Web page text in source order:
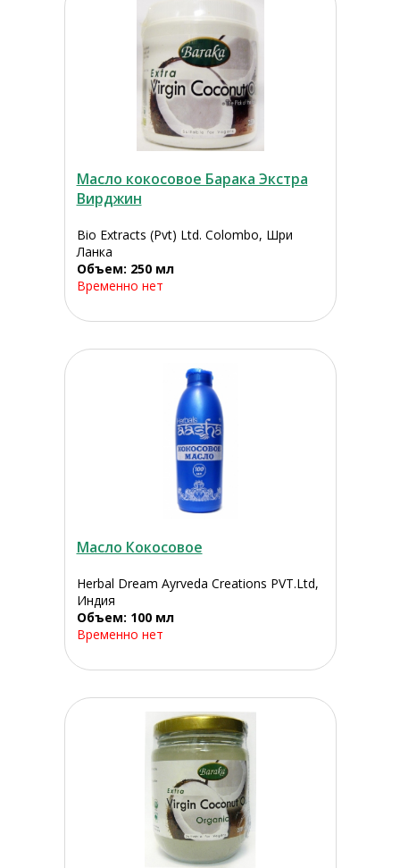
Масло кокосовое Барака Экстра
Вирджин
Bio Extracts (Pvt) Ltd. Colombo, Шри
Ланка
Объем: 250 мл
Временно нет
Масло Кокосовое
Herbal Dream Ayrveda Creations PVT.Ltd,
Индия
Объем: 100 мл
Временно нет